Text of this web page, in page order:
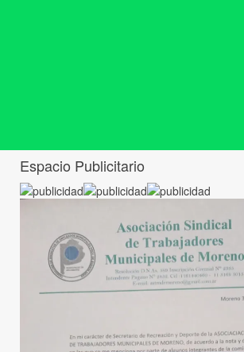
Espacio Publicitario